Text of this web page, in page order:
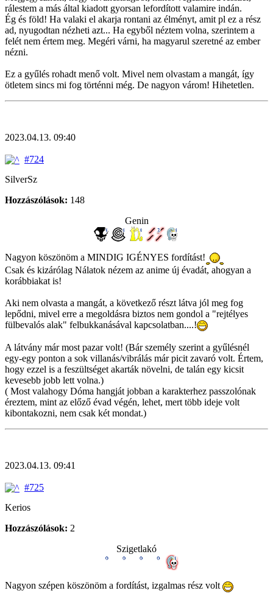
rálestem a más által kiadott gyorsan lefordított valamire indán.
Ég és föld! Ha valaki el akarja rontani az élményt, amit pl ez a rész
ad, nyugodtan nézheti azt... Ha egyből néztem volna, szerintem a
felét nem értem meg. Megéri várni, ha magyarul szeretné az ember
nézni.
Ez a gyűlés rohadt menő volt. Mivel nem olvastam a mangát, így
ötletem sincs mi fog történni még. De nagyon várom! Hihetetlen.
2023.04.13. 09:40
#724
SilverSz
Hozzászólások: 148
Genin
Nagyon köszönöm a MINDIG IGÉNYES fordítást!
Csak és kizárólag Nálatok nézem az anime új évadát, ahogyan a
korábbiakat is!
Aki nem olvasta a mangát, a következő részt látva jól meg fog
lepődni, mivel erre a megoldásra biztos nem gondol a "rejtélyes
fülbevalós alak" felbukkanásával kapcsolatban....!
A látvány már most pazar volt! (Bár személy szerint a gyűlésnél
egy-egy ponton a sok villanás/vibrálás már picit zavaró volt. Értem,
hogy ezzel is a feszültséget akarták növelni, de talán egy kicsit
kevesebb jobb lett volna.)
( Most valahogy Dóma hangját jobban a karakterhez passzolónak
éreztem, mint az előző évad végén, lehet, mert több ideje volt
kibontakozni, nem csak két mondat.)
2023.04.13. 09:41
#725
Kerios
Hozzászólások: 2
Szigetlakó
Nagyon szépen köszönöm a fordítást, izgalmas rész volt